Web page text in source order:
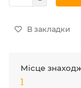
В закладки
Місце
1